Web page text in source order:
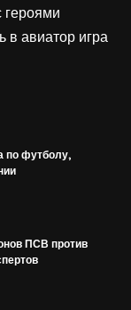
героями
в авиатор игра
по футболу,
ПСВ против